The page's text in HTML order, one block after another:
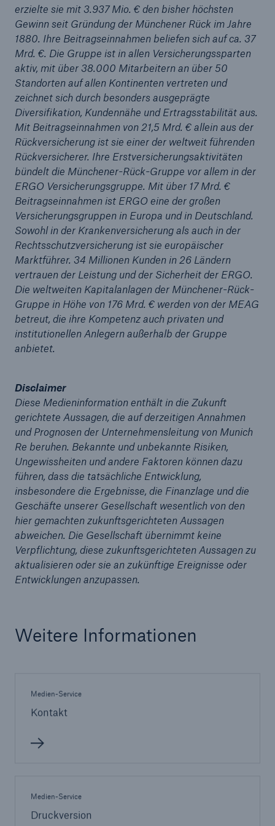
erzielte sie mit 3.937 Mio. € den bisher höchsten
Gewinn seit Gründung der Münchener Rück im Jahre
1880. Ihre Beitragseinnahmen beliefen sich auf ca. 37
Mrd. €. Die Gruppe ist in allen Versicherungssparten
aktiv, mit über 38.000 Mitarbeitern an über 50
Standorten auf allen Kontinenten vertreten und
zeichnet sich durch besonders ausgeprägte
Diversifikation, Kundennähe und Ertragsstabilität aus.
Mit Beitragseinnahmen von 21,5 Mrd. € allein aus der
Rückversicherung ist sie einer der weltweit führenden
Rückversicherer. Ihre Erstversicherungsaktivitäten
bündelt die Münchener-Rück-Gruppe vor allem in der
ERGO Versicherungsgruppe. Mit über 17 Mrd. €
Beitragseinnahmen ist ERGO eine der großen
Versicherungsgruppen in Europa und in Deutschland.
Sowohl in der Krankenversicherung als auch in der
Rechtsschutzversicherung ist sie europäischer
Marktführer. 34 Millionen Kunden in 26 Ländern
vertrauen der Leistung und der Sicherheit der ERGO.
Die weltweiten Kapitalanlagen der Münchener-Rück-
Gruppe in Höhe von 176 Mrd. € werden von der MEAG
betreut, die ihre Kompetenz auch privaten und
institutionellen Anlegern außerhalb der Gruppe
anbietet.
Disclaimer
Diese Medieninformation enthält in die Zukunft
gerichtete Aussagen, die auf derzeitigen Annahmen
und Prognosen der Unternehmensleitung von Munich
Re beruhen. Bekannte und unbekannte Risiken,
Ungewissheiten und andere Faktoren können dazu
führen, dass die tatsächliche Entwicklung,
insbesondere die Ergebnisse, die Finanzlage und die
Geschäfte unserer Gesellschaft wesentlich von den
hier gemachten zukunftsgerichteten Aussagen
abweichen. Die Gesellschaft übernimmt keine
Verpflichtung, diese zukunftsgerichteten Aussagen zu
aktualisieren oder sie an zukünftige Ereignisse oder
Entwicklungen anzupassen.
Weitere Informationen
Medien-Service
Kontakt
Medien-Service
Druckversion
Rückversicherung Leben/Gesundheit
MIRA Digital Suite
Lösungen
Cyber-Lösungen von Munich Re
Navigation schließen oder Escape-Taste drückenSuche
Home
Unternehmen
Unternehmensnachrichten
2008
Seite öffnen
Pressemitteilung
Pressemitteilung